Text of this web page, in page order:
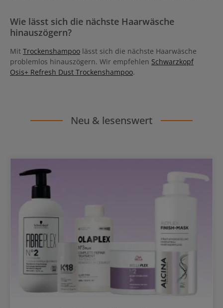
Wie lässt sich die nächste Haarwäsche
hinauszögern?
Mit Trockenshampoo lässt sich die nächste Haarwäsche
problemlos hinauszögern. Wir empfehlen Schwarzkopf
Osis+ Refresh Dust Trockenshampoo.
Neu & lesenswert